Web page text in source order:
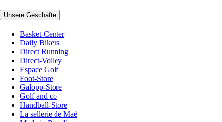
Unsere Geschäfte
Basket-Center
Daily Bikers
Direct Running
Direct-Volley
Espace Golf
Foot-Store
Galopp-Store
Golf and co
Handball-Store
La sellerie de Maé